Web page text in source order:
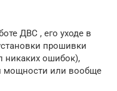
ДВС , его уходе в
прошивки
никаких ошибок),
мощности или вообще